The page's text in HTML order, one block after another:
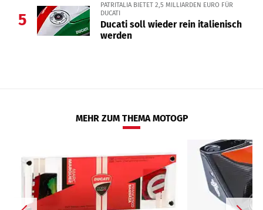
5
PATRITALIA BIETET 2,5 MILLIARDEN EURO FÜR
DUCATI
Ducati soll wieder rein italienisch
werden
MEHR ZUM THEMA MOTOGP